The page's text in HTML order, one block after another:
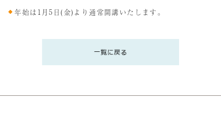
年始は1月5日(金)より通常開講いたします。